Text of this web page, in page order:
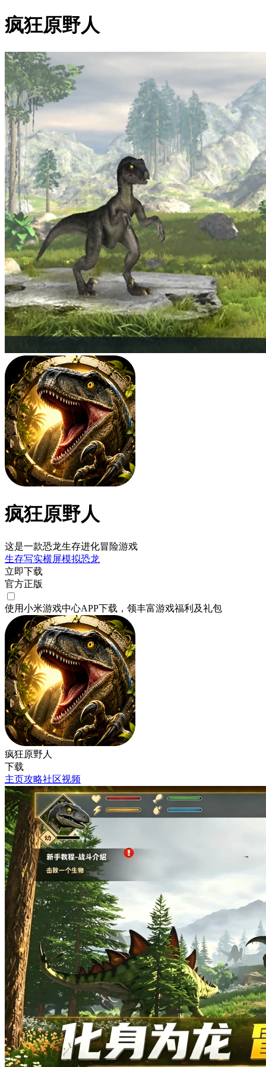
疯狂原野人
疯狂原野人
这是一款恐龙生存进化冒险游戏
生存写实横屏模拟恐龙
立即下载
官方正版
使用小米游戏中心APP下载 ，领丰富游戏福利 及礼包
疯狂原野人
下载
主页攻略社区视频